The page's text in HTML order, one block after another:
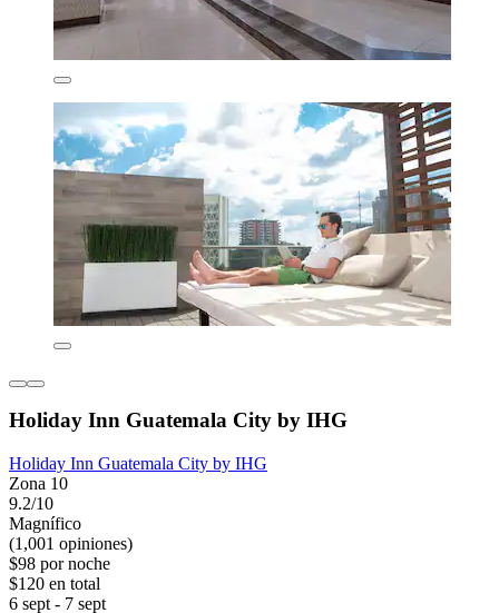
Holiday Inn Guatemala City by IHG
Holiday Inn Guatemala City by IHG
Zona 10
9.2/10
Magnífico
(1,001 opiniones)
$98 por noche
$120 en total
6 sept - 7 sept